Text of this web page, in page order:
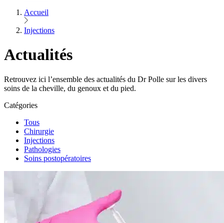
Accueil
Injections
Actualités
Retrouvez ici l’ensemble des actualités du Dr Polle sur les divers
soins de la cheville, du genoux et du pied.
Catégories
Tous
Chirurgie
Injections
Pathologies
Soins postopératoires